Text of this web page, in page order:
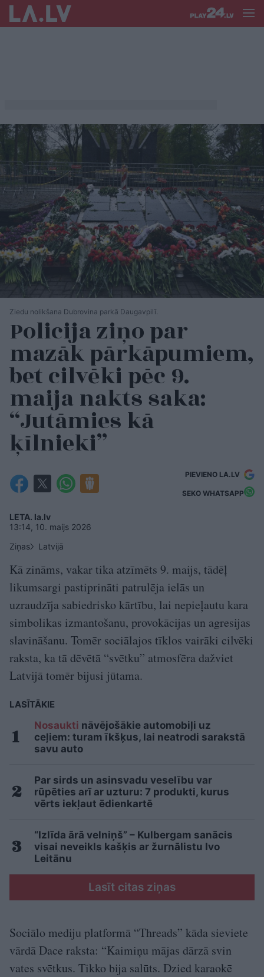
Ziedu nolikšana Dubrovina parkā Daugavpilī.
Policija ziņo par
mazāk pārkāpumiem,
bet cilvēki pēc 9.
maija nakts saka:
“Jutāmies kā
ķīlnieki”
PIEVIENO LA.LV
SEKO WHATSAPP
LETA. la.lv
13:14, 10. maijs 2026
Ziņas
Latvijā
Kā zināms, vakar tika atzīmēts 9. maijs, tādēļ
likumsargi pastiprināti patrulēja ielās un
uzraudzīja sabiedrisko kārtību, lai nepieļautu kara
simbolikas izmantošanu, provokācijas un agresijas
slavināšanu. Tomēr sociālajos tīklos vairāki cilvēki
raksta, ka tā dēvētā “svētku” atmosfēra dažviet
Latvijā tomēr bijusi jūtama.
LASĪTĀKIE
Nosaukti nāvējošākie automobiļi uz
ceļiem: turam īkšķus, lai neatrodi sarakstā
savu auto
Par sirds un asinsvadu veselību var
rūpēties arī ar uzturu: 7 produkti, kurus
vērts iekļaut ēdienkartē
“Izlīda ārā velniņš” – Kulbergam sanācis
visai neveikls kašķis ar žurnālistu Ivo
Leitānu
Lasīt citas ziņas
Sociālo mediju platformā “Threads” kāda sieviete
vārdā Dace raksta: “Kaimiņu mājas dārzā svin
vates svētkus. Tikko bija salūts. Dzied karaokē